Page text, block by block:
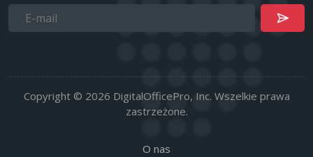
Copyright © 2026 DigitalOfficePro, Inc. Wszelkie prawa
zastrzeżone.
O nas